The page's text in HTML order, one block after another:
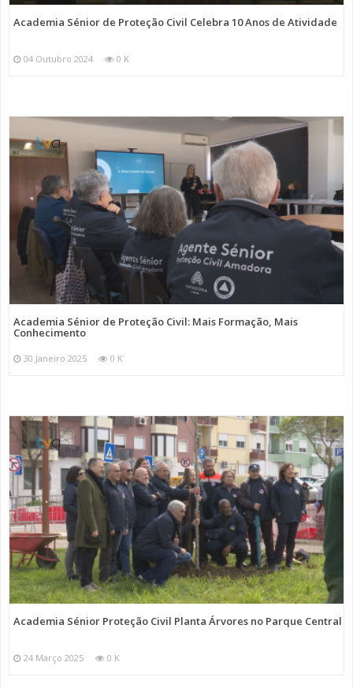
Academia Sénior de Proteção Civil Celebra 10 Anos de Atividade
04 Outubro 2024 0 K
Academia Sénior de Proteção Civil: Mais Formação, Mais
Conhecimento
30 Janeiro 2025 0 K
Academia Sénior Proteção Civil Planta Árvores no Parque Central
24 Março 2025 0 K